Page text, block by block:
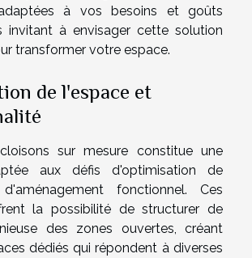
à vos besoins et goûts
invitant à envisager cette solution
transformer votre espace.
de l'espace et
sur mesure constitue une
aux défis d'optimisation de
fonctionnel. Ces
la possibilité de structurer de
des zones ouvertes, créant
dédiés qui répondent à diverses